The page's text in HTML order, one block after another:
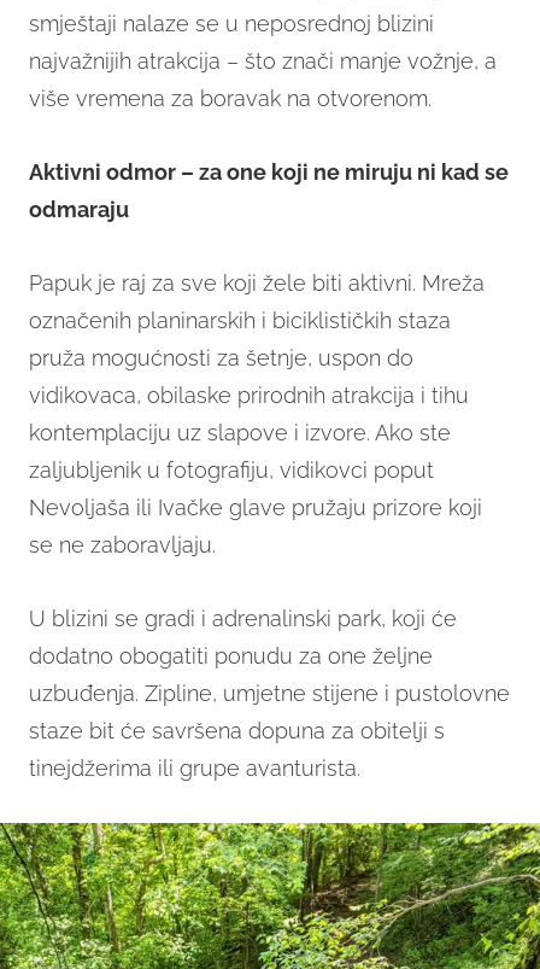
smještaji nalaze se u neposrednoj blizini
najvažnijih atrakcija – što znači manje vožnje, a
više vremena za boravak na otvorenom.
Aktivni odmor – za one koji ne miruju ni kad se
odmaraju
Papuk je raj za sve koji žele biti aktivni. Mreža
označenih planinarskih i biciklističkih staza
pruža mogućnosti za šetnje, uspon do
vidikovaca, obilaske prirodnih atrakcija i tihu
kontemplaciju uz slapove i izvore. Ako ste
zaljubljenik u fotografiju, vidikovci poput
Nevoljaša ili Ivačke glave pružaju prizore koji
se ne zaboravljaju.
U blizini se gradi i adrenalinski park, koji će
dodatno obogatiti ponudu za one željne
uzbuđenja. Zipline, umjetne stijene i pustolovne
staze bit će savršena dopuna za obitelji s
tinejdžerima ili grupe avanturista.